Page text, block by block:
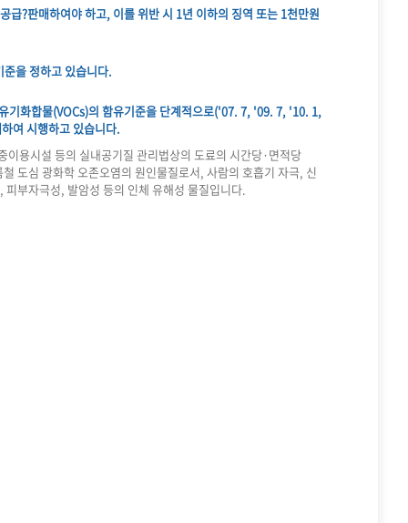
급?판매하여야 하고, 이를 위반 시 1년 이하의 징역 또는 1천만원
을 정하고 있습니다.
기화합물(VOCs)의 함유기준을 단계적으로('07. 7, '09. 7, '10. 1,
여 시행하고 있습니다.
용시설 등의 실내공기질 관리법상의 도료의 시간당·면적당
도심 광화학 오존오염의 원인물질로서, 사람의 호흡기 자극, 신
부자극성, 발암성 등의 인체 유해성 물질입니다.